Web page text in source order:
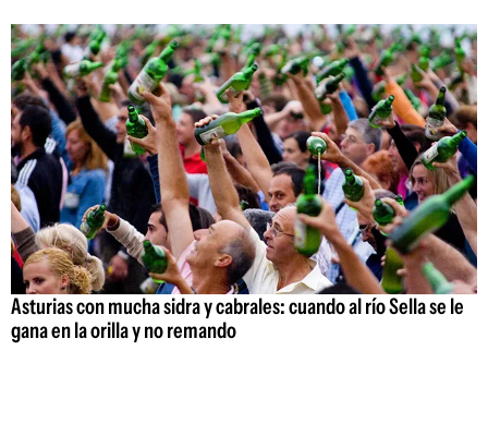
Asturias con mucha sidra y cabrales: cuando al río Sella se le
gana en la orilla y no remando